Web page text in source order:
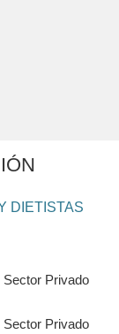
DIETISTAS
Privado
Privado